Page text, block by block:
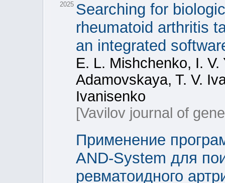
2025 Searching for
rheumatoid arthritis
an integrated
E. L. Mishchenko, I. V.
Adamovskaya, T. V.
Ivanisenko
[Vavilov journal of
Применение
AND-System для
ревматоидного